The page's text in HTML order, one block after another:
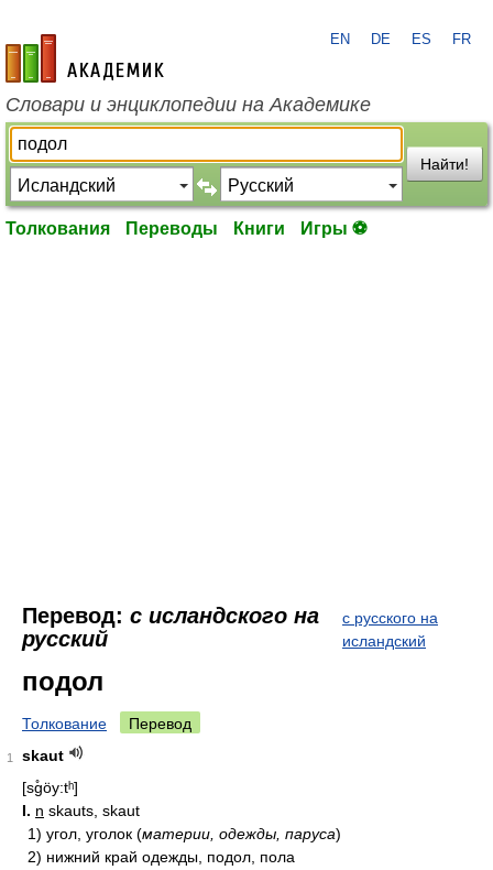
academic.ru
EN DE ES FR
Словари и энциклопедии на Академике
Найти!
Толкования Переводы Книги Игры ⚽
Перевод: с исландского на
русский
с русского на
исландский
подол
Толкование Перевод
1
skaut
[sg̊öy:tʰ]
I. n skauts, skaut
1) угол, уголок (материи, одежды, паруса)
2) нижний край одежды, подол, пола